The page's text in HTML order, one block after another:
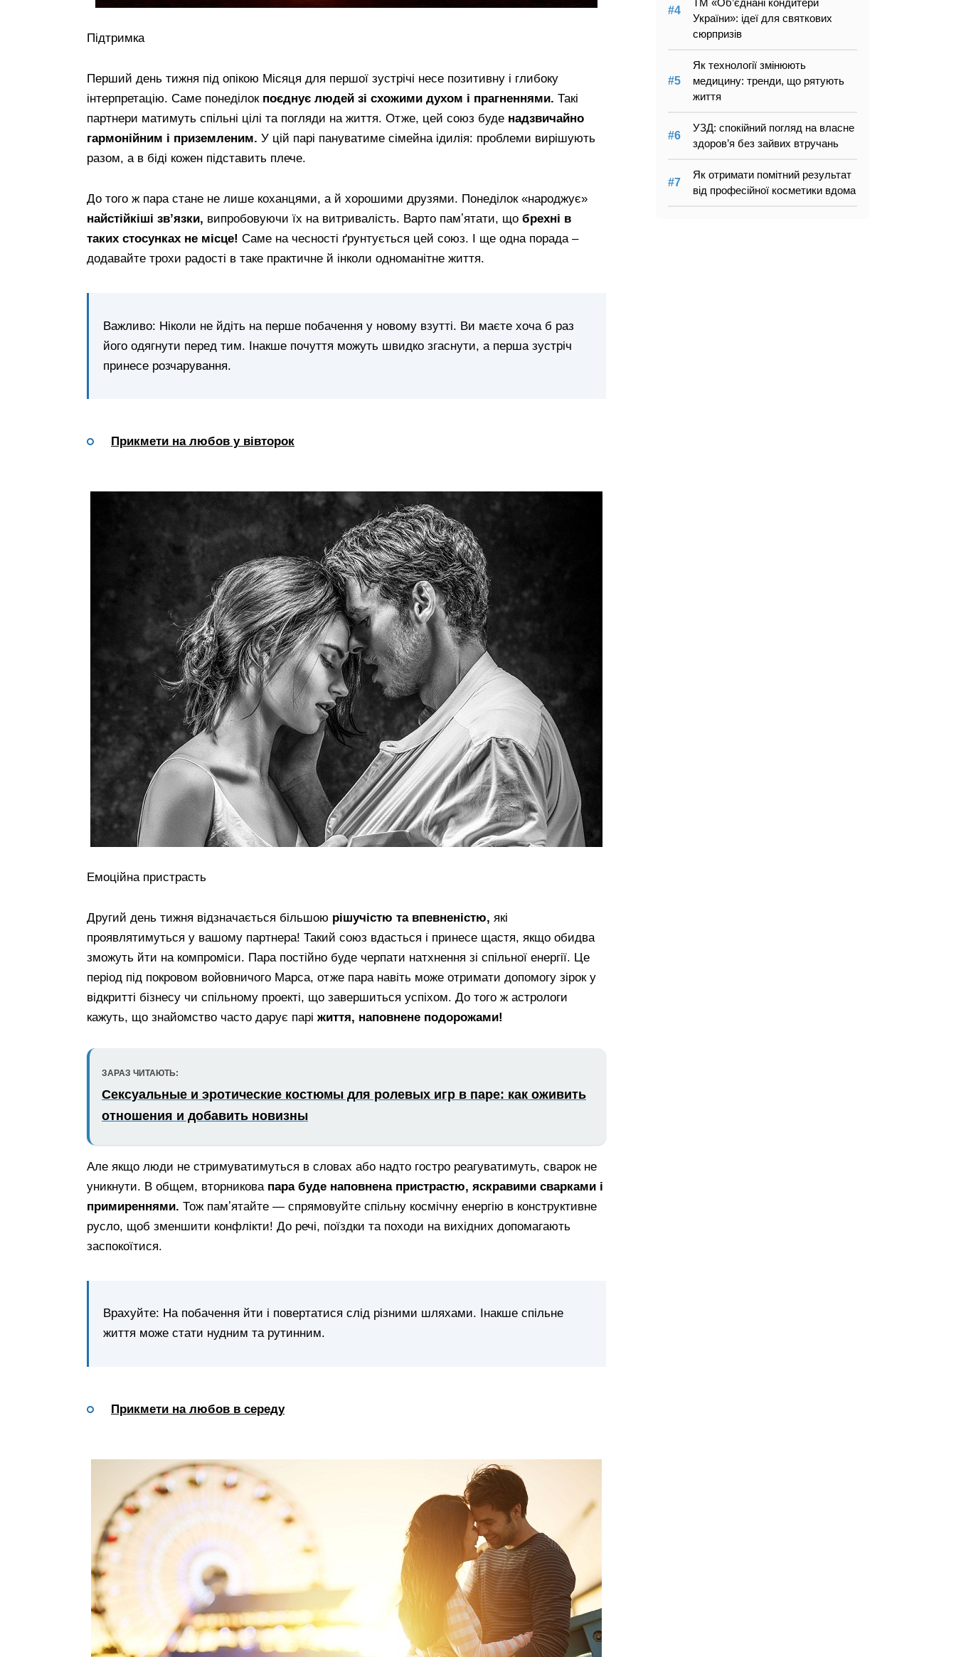
Підтримка
Перший день тижня під опікою Місяця для першої зустрічі несе позитивну і глибоку
інтерпретацію. Саме понеділокпоєднує людей зі схожими духом і прагненнями. Такі
партнери матимуть спільні цілі та погляди на життя. Отже, цей союз буде надзвичайно
гармонійним і приземленим. У цій парі пануватиме сімейна ідилія: проблеми вирішують
разом, а в біді кожен підставить плече.
До того ж пара стане не лише коханцями, а й хорошими друзями. Понеділок «народжує»
найстійкіші звʼязки, випробовуючи їх на витривалість. Варто памʼятати, що брехні в
таких стосунках не місце! Саме на чесності ґрунтується цей союз. І ще одна порада –
додавайте трохи радості в таке практичне й інколи одноманітне життя.
Важливо: Ніколи не йдіть на перше побачення у новому взутті. Ви маєте хоча б раз
його одягнути перед тим. Інакше почуття можуть швидко згаснути, а перша зустріч
принесе розчарування.
Прикмети на любов у вівторок
Емоційна пристрасть
Другий день тижня відзначається більшою рішучістю та впевненістю, які
проявлятимуться у вашому партнера! Такий союз вдасться і принесе щастя, якщо обидва
зможуть йти на компроміси. Пара постійно буде черпати натхнення зі спільної енергії. Це
період під покровом войовничого Марса, отже пара навіть може отримати допомогу зірок у
відкритті бізнесу чи спільному проекті, що завершиться успіхом. До того ж астрологи
кажуть, що знайомство часто дарує парі життя, наповнене подорожами!
ЗАРАЗ ЧИТАЮТЬ:
Сексуальные и эротические костюмы для ролевых игр в паре: как оживить
отношения и добавить новизны
Але якщо люди не стримуватимуться в словах або надто гостро реагуватимуть, сварок не
уникнути. В общем, вторникова пара буде наповнена пристрастю, яскравими сварками і
примиреннями. Тож памʼятайте — спрямовуйте спільну космічну енергію в конструктивне
русло, щоб зменшити конфлікти! До речі, поїздки та походи на вихідних допомагають
заспокоїтися.
Врахуйте: На побачення йти і повертатися слід різними шляхами. Інакше спільне
життя може стати нудним та рутинним.
Прикмети на любов в середу
ТМ «Об’єднані кондитери
України»: ідеї для святкових
сюрпризів
Як технології змінюють
медицину: тренди, що рятують
життя
УЗД: спокійний погляд на власне
здоров’я без зайвих втручань
Як отримати помітний результат
від професійної косметики вдома